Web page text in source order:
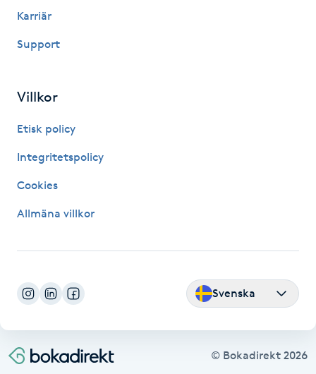
Frekvensterapi
Friskvård
Funktionsanalys
Färgning
Karriär
Support
Villkor
Etisk policy
Integritetspolicy
Cookies
Allmäna villkor
Svenska
© Bokadirekt 2026